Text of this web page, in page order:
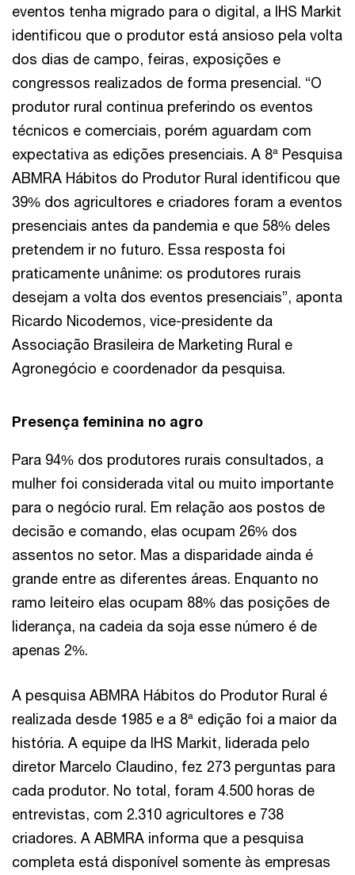
eventos tenha migrado para o digital, a IHS Markit
identificou que o produtor está ansioso pela volta
dos dias de campo, feiras, exposições e
congressos realizados de forma presencial. “O
produtor rural continua preferindo os eventos
técnicos e comerciais, porém aguardam com
expectativa as edições presenciais. A 8ª Pesquisa
ABMRA Hábitos do Produtor Rural identificou que
39% dos agricultores e criadores foram a eventos
presenciais antes da pandemia e que 58% deles
pretendem ir no futuro. Essa resposta foi
praticamente unânime: os produtores rurais
desejam a volta dos eventos presenciais”, aponta
Ricardo Nicodemos, vice-presidente da
Associação Brasileira de Marketing Rural e
Agronegócio e coordenador da pesquisa.
Presença feminina no agro
Para 94% dos produtores rurais consultados, a
mulher foi considerada vital ou muito importante
para o negócio rural. Em relação aos postos de
decisão e comando, elas ocupam 26% dos
assentos no setor. Mas a disparidade ainda é
grande entre as diferentes áreas. Enquanto no
ramo leiteiro elas ocupam 88% das posições de
liderança, na cadeia da soja esse número é de
apenas 2%.
A pesquisa ABMRA Hábitos do Produtor Rural é
realizada desde 1985 e a 8ª edição foi a maior da
história. A equipe da IHS Markit, liderada pelo
diretor Marcelo Claudino, fez 273 perguntas para
cada produtor. No total, foram 4.500 horas de
entrevistas, com 2.310 agricultores e 738
criadores. A ABMRA informa que a pesquisa
completa está disponível somente às empresas